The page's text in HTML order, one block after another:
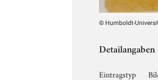
© Humboldt-
Detailangaben
Eintragstyp